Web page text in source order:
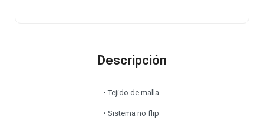
Descripción
• Tejido de malla
• Sistema no flip